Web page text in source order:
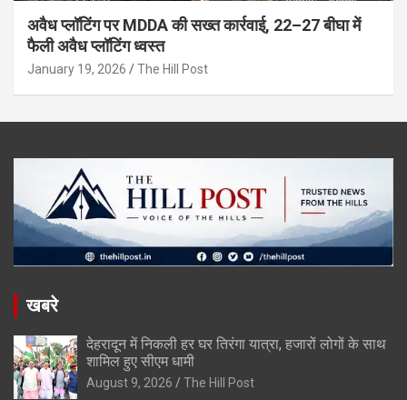
अवैध प्लॉटिंग पर MDDA की सख्त कार्रवाई, 22–27 बीघा में
फैली अवैध प्लॉटिंग ध्वस्त
January 19, 2026 The Hill Post
खबरे
देहरादून में निकली हर घर तिरंगा यात्रा, हजारों लोगों के साथ
शामिल हुए सीएम धामी
August 9, 2026 The Hill Post